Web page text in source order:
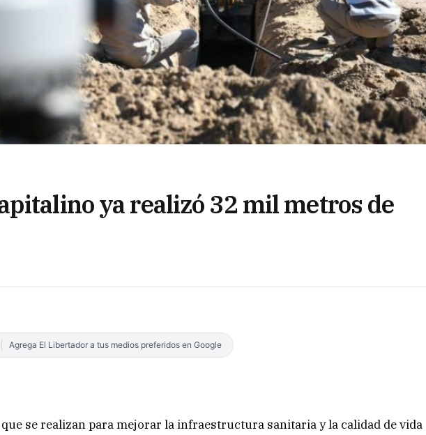
ya realizó 32 mil metros de
Agrega El Libertador a tus medios preferidos en Google
se realizan para mejorar la infraestructura sanitaria y la calidad de vida